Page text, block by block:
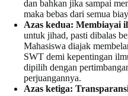
dan bahkan jika sampai
maka bebas dari semua
Azas kedua: Membiayai
untuk jihad, pasti dibalas
Mahasiswa diajak
SWT demi kepentingan
dipilih dengan
perjuangannya.
Azas ketiga: